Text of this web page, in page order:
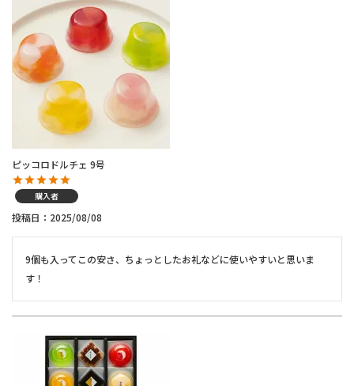
ピッコロドルチェ 9号
購入者
投稿日 2025/08/08
9個も入ってこの安さ、ちょっとしたお礼などに使いやすいと思いま
す！